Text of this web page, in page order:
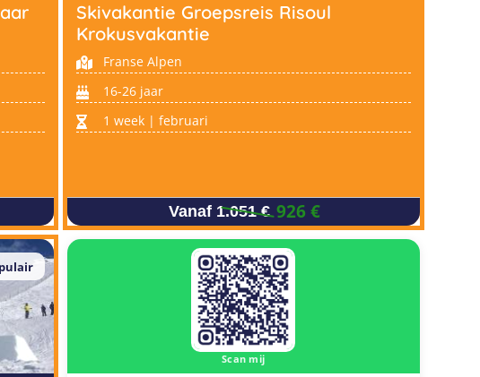
Skivakantie Groepsreis Risoul
Krokusvakantie
Franse Alpen
16-26 jaar
1 week | februari
Vanaf 1.051 € 926 €
Scan mij